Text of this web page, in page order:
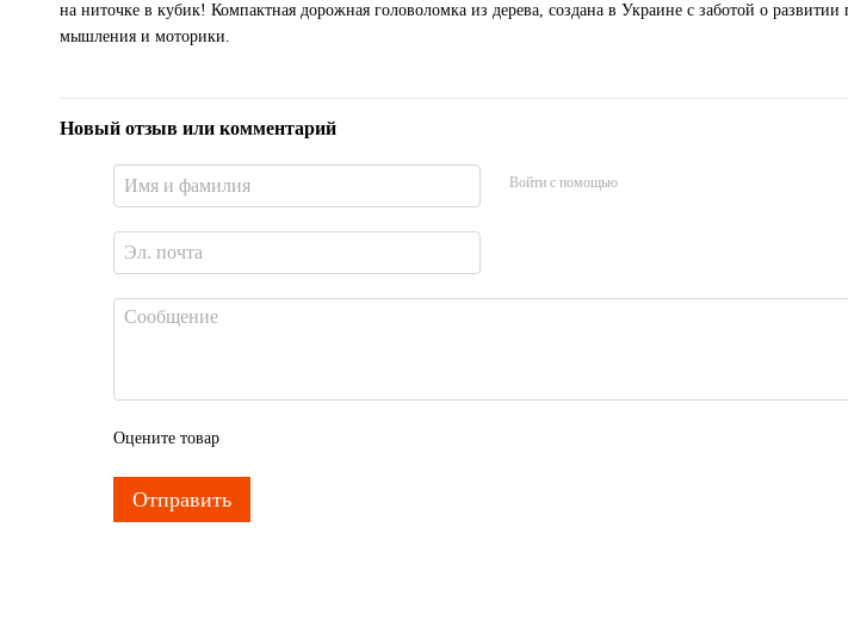
на ниточке в кубик! Компактная дорожная головоломка из дерева, создана в Украине с заботой о развитии
мышления и моторики.
Новый отзыв или комментарий
Войти с помощью
Оцените товар
Отправить